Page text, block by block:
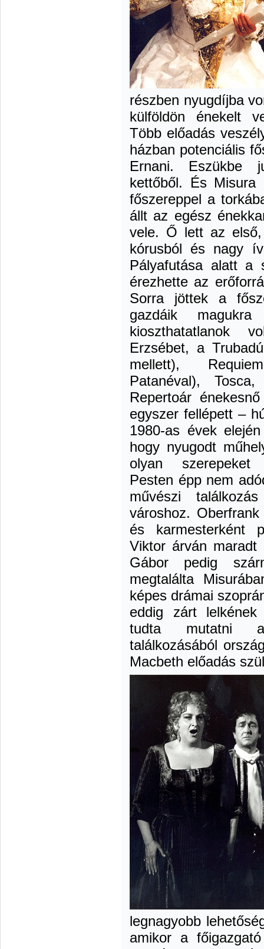
részben nyugdíjba
külföldön énekelt
Több előadás
házban potenciális
Ernani. Eszükbe
kettőből. És Misura
főszereppel a
állt az egész
vele. Ő lett az
kórusból és nagy
Pályafutása alatt a
érezhette az
Sorra jöttek a
gazdáik
kioszthatatlanok
Erzsébet, a
mellett),
Patanéval),
Repertoár
egyszer fellépett –
1980-as évek
hogy nyugodt
olyan szerepeket
Pesten épp nem
művészi
városhoz.
és karmesterként
Viktor árván maradt
Gábor pedig
megtalálta
képes drámai
eddig zárt
tudta mutatni
találkozásából
Macbeth előadás
legnagyobb
amikor a